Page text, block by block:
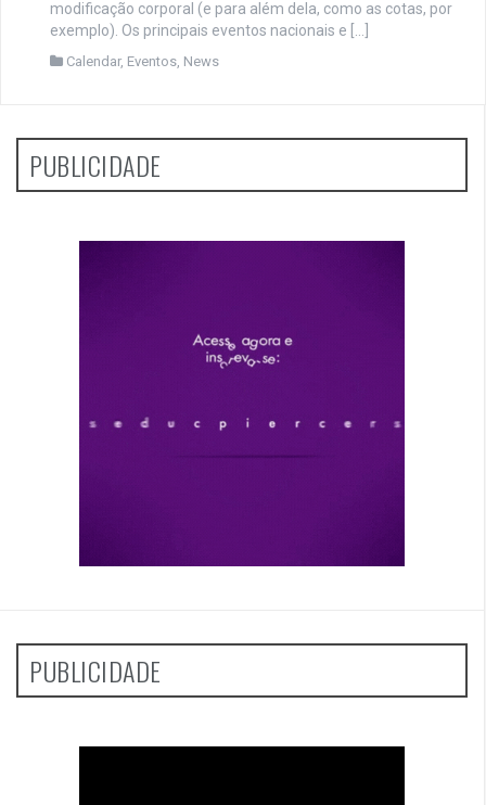
modificação corporal (e para além dela, como as cotas, por
exemplo). Os principais eventos nacionais e […]
Calendar, Eventos, News
PUBLICIDADE
PUBLICIDADE